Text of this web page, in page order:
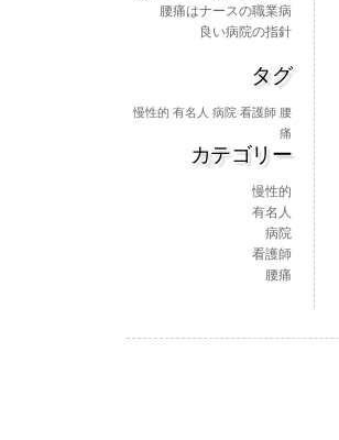
腰痛はナースの職業病
良い病院の指針
タグ
慢性的 有名人 病院 看護師 腰
痛
カテゴリー
慢性的
有名人
病院
看護師
腰痛